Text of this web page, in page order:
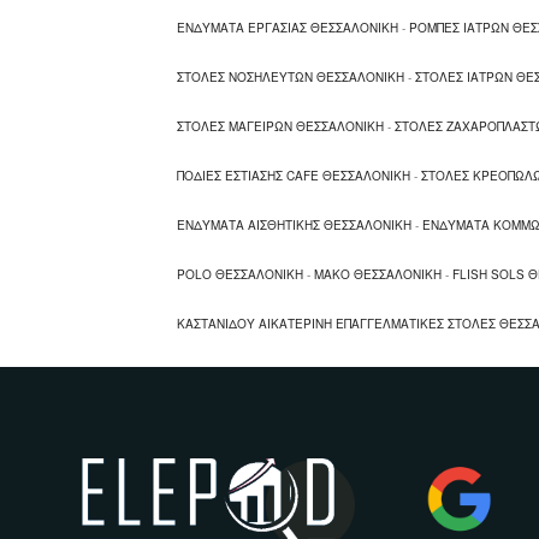
Ποδιές εστίασης
Ενδύματα αισθητικής, κομμωτηρίων
ΕΝΔΥΜΑΤΑ ΕΡΓΑΣΙΑΣ ΘΕΣΣΑΛΟΝΙΚΗ - ΡΟΜΠΕΣ ΙΑΤΡΩΝ
ΣΤΟΛΕΣ ΝΟΣΗΛΕΥΤΩΝ ΘΕΣΣΑΛΟΝΙΚΗ - ΣΤΟΛΕΣ ΙΑΤΡΩΝ
ΣΤΟΛΕΣ ΜΑΓΕΙΡΩΝ ΘΕΣΣΑΛΟΝΙΚΗ - ΣΤΟΛΕΣ
ΠΟΔΙΕΣ ΕΣΤΙΑΣΗΣ CAFE ΘΕΣΣΑΛΟΝΙΚΗ - ΣΤΟΛΕΣ
ΕΝΔΥΜΑΤΑ ΑΙΣΘΗΤΙΚΗΣ ΘΕΣΣΑΛΟΝΙΚΗ - ΕΝΔΥΜΑΤΑ
POLO ΘΕΣΣΑΛΟΝΙΚΗ - ΜΑΚΟ ΘΕΣΣΑΛΟΝΙΚΗ - FLISH SOLS
ΚΑΣΤΑΝΙΔΟΥ ΑΙΚΑΤΕΡΙΝΗ ΕΠΑΓΓΕΛΜΑΤΙΚΕΣ ΣΤΟΛΕΣ